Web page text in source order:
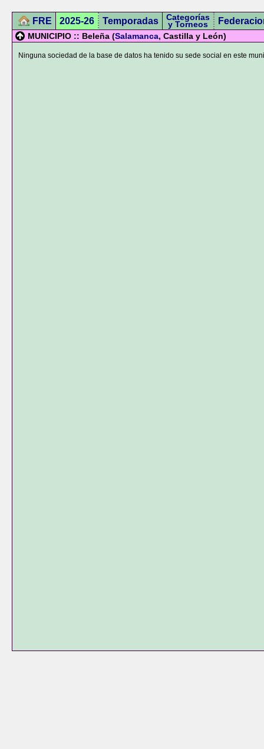
FRE 2025-26 Temporadas Categorías
y Torneos
MUNICIPIO :: Beleña (Salamanca, Castilla y León)
Ninguna sociedad de la base de datos ha tenido su sede social en este